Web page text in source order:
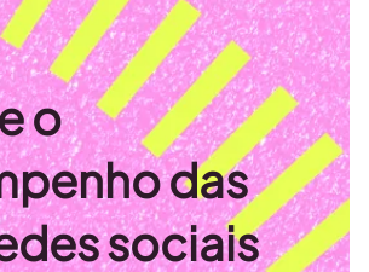
o
das
sociais